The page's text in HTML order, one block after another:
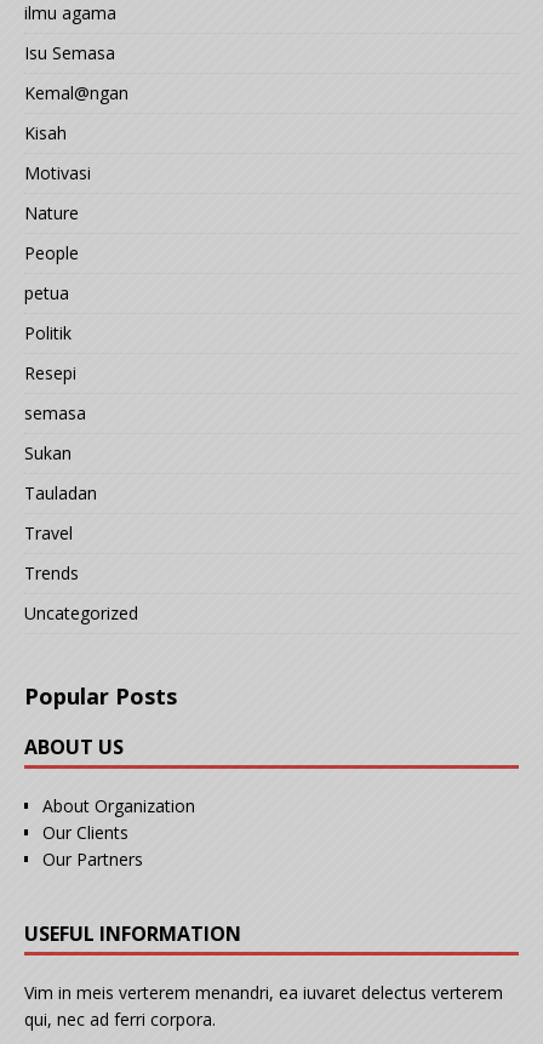
ilmu agama
Isu Semasa
Kemal@ngan
Kisah
Motivasi
Nature
People
petua
Politik
Resepi
semasa
Sukan
Tauladan
Travel
Trends
Uncategorized
Popular Posts
ABOUT US
About Organization
Our Clients
Our Partners
USEFUL INFORMATION
Vim in meis verterem menandri, ea iuvaret delectus verterem
qui, nec ad ferri corpora.